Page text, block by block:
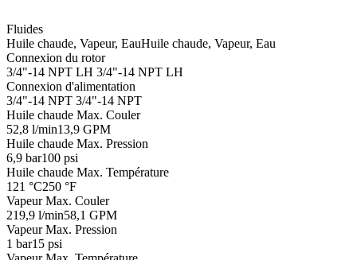
Fluides
Huile chaude, Vapeur, EauHuile chaude, Vapeur, Eau
Connexion du rotor
3/4"-14 NPT LH 3/4"-14 NPT LH
Connexion d'alimentation
3/4"-14 NPT 3/4"-14 NPT
Huile chaude Max. Couler
52,8 l/min13,9 GPM
Huile chaude Max. Pression
6,9 bar100 psi
Huile chaude Max. Température
121 °C250 °F
Vapeur Max. Couler
219,9 l/min58,1 GPM
Vapeur Max. Pression
1 bar15 psi